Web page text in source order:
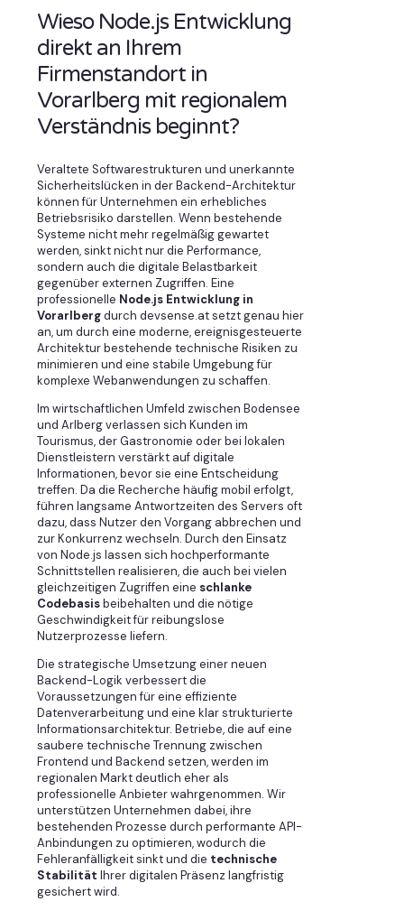
Wieso Node.js Entwicklung
direkt an Ihrem
Firmenstandort in
Vorarlberg mit regionalem
Verständnis beginnt?
Veraltete Softwarestrukturen und unerkannte
Sicherheitslücken in der Backend-Architektur
können für Unternehmen ein erhebliches
Betriebsrisiko darstellen. Wenn bestehende
Systeme nicht mehr regelmäßig gewartet
werden, sinkt nicht nur die Performance,
sondern auch die digitale Belastbarkeit
gegenüber externen Zugriffen. Eine
professionelle Node.js Entwicklung in
Vorarlbergdurch devsense.at setzt genau hier
an, um durch eine moderne, ereignisgesteuerte
Architektur bestehende technische Risiken zu
minimieren und eine stabile Umgebung für
komplexe Webanwendungen zu schaffen.
Im wirtschaftlichen Umfeld zwischen Bodensee
und Arlberg verlassen sich Kunden im
Tourismus, der Gastronomie oder bei lokalen
Dienstleistern verstärkt auf digitale
Informationen, bevor sie eine Entscheidung
treffen. Da die Recherche häufig mobil erfolgt,
führen langsame Antwortzeiten des Servers oft
dazu, dass Nutzer den Vorgang abbrechen und
zur Konkurrenz wechseln. Durch den Einsatz
von Node.js lassen sich hochperformante
Schnittstellen realisieren, die auch bei vielen
gleichzeitigen Zugriffen eine schlanke
Codebasisbeibehalten und die nötige
Geschwindigkeit für reibungslose
Nutzerprozesse liefern.
Die strategische Umsetzung einer neuen
Backend-Logik verbessert die
Voraussetzungen für eine effiziente
Datenverarbeitung und eine klar strukturierte
Informationsarchitektur. Betriebe, die auf eine
saubere technische Trennung zwischen
Frontend und Backend setzen, werden im
regionalen Markt deutlich eher als
professionelle Anbieter wahrgenommen. Wir
unterstützen Unternehmen dabei, ihre
bestehenden Prozesse durch performante API-
Anbindungen zu optimieren, wodurch die
Fehleranfälligkeit sinkt und die technische
Stabilität Ihrer digitalen Präsenz langfristig
gesichert wird.